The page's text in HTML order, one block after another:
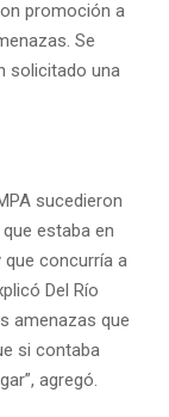
promoción a
Se
solicitado una
sucedieron
estaba en
concurría a
Del Río
amenazas que
si contaba
agregó.